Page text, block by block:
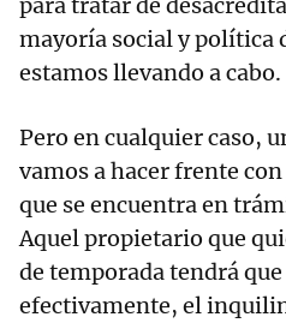
mayoría social y política
estamos llevando a cabo.
Pero en cualquier caso,
vamos a hacer frente
que se encuentra en
Aquel propietario que
de temporada tendrá
efectivamente, el